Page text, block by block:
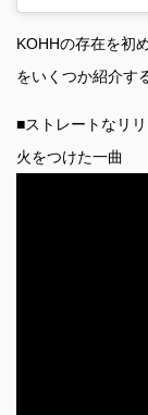
KOHHの存在を初
をいくつか紹介す
■ストレートなリ
火をつけた一曲